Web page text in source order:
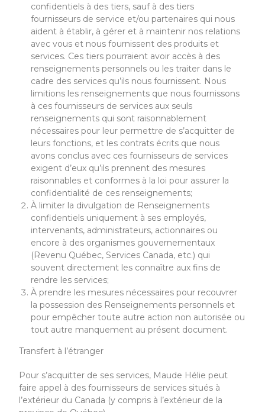
confidentiels à des tiers, sauf à des tiers
fournisseurs de service et/ou partenaires qui nous
aident à établir, à gérer et à maintenir nos relations
avec vous et nous fournissent des produits et
services. Ces tiers pourraient avoir accès à des
renseignements personnels ou les traiter dans le
cadre des services qu’ils nous fournissent. Nous
limitions les renseignements que nous fournissons
à ces fournisseurs de services aux seuls
renseignements qui sont raisonnablement
nécessaires pour leur permettre de s’acquitter de
leurs fonctions, et les contrats écrits que nous
avons conclus avec ces fournisseurs de services
exigent d’eux qu’ils prennent des mesures
raisonnables et conformes à la loi pour assurer la
confidentialité de ces renseignements;
À limiter la divulgation de Renseignements
confidentiels uniquement à ses employés,
intervenants, administrateurs, actionnaires ou
encore à des organismes gouvernementaux
(Revenu Québec, Services Canada, etc.) qui
souvent directement les connaître aux fins de
rendre les services;
À prendre les mesures nécessaires pour recouvrer
la possession des Renseignements personnels et
pour empêcher toute autre action non autorisée ou
tout autre manquement au présent document.
Transfert à l’étranger
Pour s’acquitter de ses services, Maude Hélie peut
faire appel à des fournisseurs de services situés à
l’extérieur du Canada (y compris à l’extérieur de la